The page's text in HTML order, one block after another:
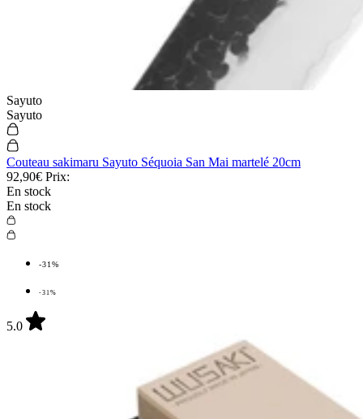
Sayuto
Sayuto
Couteau sakimaru Sayuto Séquoia San Mai martelé 20cm
92,90€ Prix:
En stock
En stock
-31%
-31%
5.0